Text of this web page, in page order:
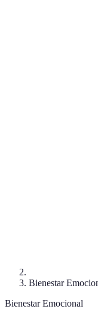
Bienestar
Bienestar Emocional